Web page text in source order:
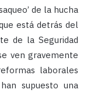
de la hucha
está detrás del
de la Seguridad
ven gravemente
laborales
supuesto una